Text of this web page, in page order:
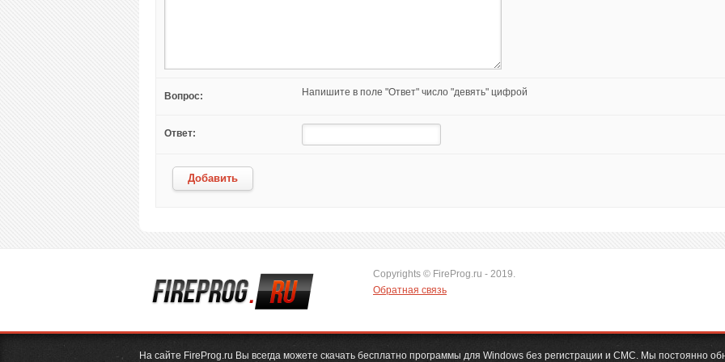
Вопрос: Напишите в поле "Ответ" число "девять" цифрой
Ответ:
Добавить
Copyrights © FireProg.ru - 2019.
Обратная связь
На сайте FireProg.ru Вы всегда можете скачать бесплатно программы для Windows без регистрации и СМС. Мы постоянно